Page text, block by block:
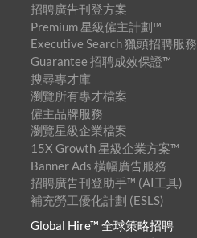
招聘廣告刊登方案
Premium 星級僱主計劃™
Executive Search 獵頭招聘服務
Guarantee 招聘成效保證™
搜尋專才庫
瀏覽所有專才檔案
僱主品牌服務
瀏覽星級企業檔案
15X Growth 星級企業方案™
Banner Ads 橫幅廣告服務
招聘廣告刊登助手™ (AI工具)
補充勞工優化計劃 (ESLS)
Global Hire™ 全球策略招聘